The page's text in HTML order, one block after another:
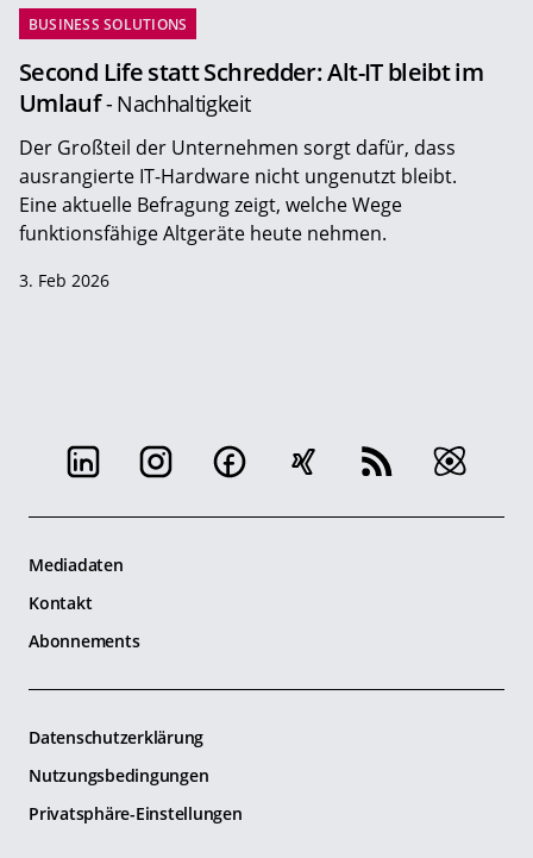
BUSINESS SOLUTIONS
Second Life statt Schredder: Alt-IT bleibt im
Umlauf- Nachhaltigkeit
Der Großteil der Unternehmen sorgt dafür, dass
ausrangierte IT-Hardware nicht ungenutzt bleibt.
Eine aktuelle Befragung zeigt, welche Wege
funktionsfähige Altgeräte heute nehmen.
3. Feb 2026
Mediadaten
Kontakt
Abonnements
Datenschutzerklärung
Nutzungsbedingungen
Privatsphäre-Einstellungen